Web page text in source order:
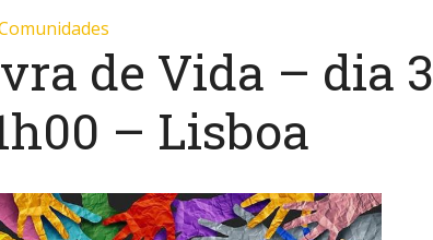
de Vida – dia 3
– Lisboa